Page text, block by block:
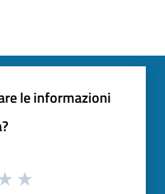
le informazioni